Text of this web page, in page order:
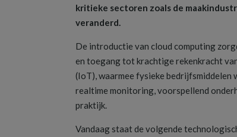
kritieke sectoren zoals de
veranderd.
De introductie van cloud computing
en toegang tot krachtige rekenkracht
(IoT), waarmee fysieke bedrijfsmiddelen
realtime monitoring, voorspellend
praktijk.
Vandaag staat de volgende